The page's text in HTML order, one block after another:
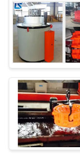
VISITE
D'USINE
CONTRÔLE
DE
QUALITÉ
NOUS
Petit